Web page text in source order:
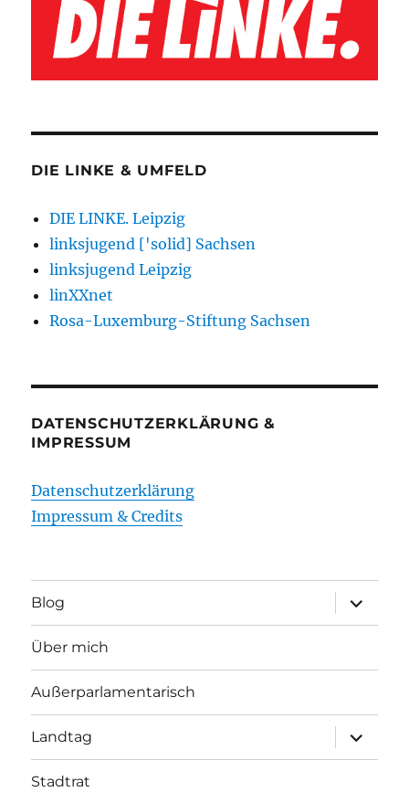
DIE LINKE & UMFELD
DIE LINKE. Leipzig
linksjugend ['solid] Sachsen
linksjugend Leipzig
linXXnet
Rosa-Luxemburg-Stiftung Sachsen
DATENSCHUTZERKLÄRUNG &
IMPRESSUM
Datenschutzerklärung
Impressum & Credits
Blog
öffnen
Über mich
Außerparlamentarisch
Landtag
öffnen
Stadtrat